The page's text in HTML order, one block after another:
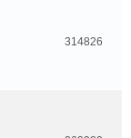
314826